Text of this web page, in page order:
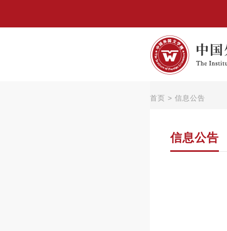
首页 > 信息公告
信息公告